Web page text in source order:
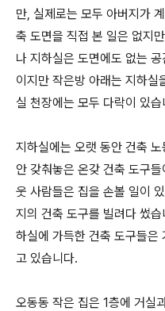
만, 실제로는 모두 아버지가
축 도면을 직접 본 일은 없지
나 지하실은 도면에도 없는
이지만 작은방 아래는 지하
실 천장에는 모두 다락이 있습
지하실에는 오랫 동안 건축
안 갖춰놓은 온갖 건축 도구
웃 사람들은 집을 손볼 일이
지의 건축 도구를 빌려다 썼
하실에 가득한 건축 도구들은
고 있습니다.
오동동 작은 집은 1층에 거실